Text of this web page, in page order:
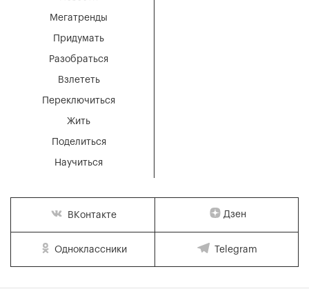
Мегатренды
Придумать
Разобраться
Взлететь
Переключиться
Жить
Поделиться
Научиться
ВКонтакте Дзен
Одноклассники Telegram